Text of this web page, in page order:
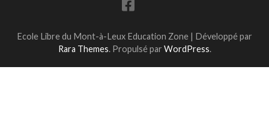
Ecole Libre du Mont-à-Leux Education Zone | Développé par
Rara Themes. Propulsé par WordPress.